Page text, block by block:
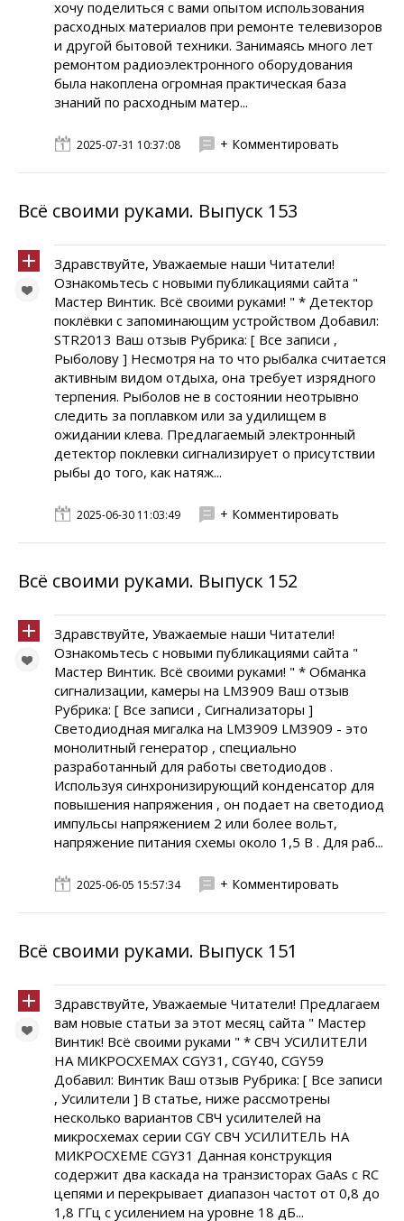
хочу поделиться с вами опытом использования
расходных материалов при ремонте телевизоров
и другой бытовой техники. Занимаясь много лет
ремонтом радиоэлектронного оборудования
была накоплена огромная практическая база
знаний по расходным матер...
2025-07-31 10:37:08 + Комментировать
Всё своими руками. Выпуск 153
Здравствуйте, Уважаемые наши Читатели!
Ознакомьтесь с новыми публикациями сайта "
Мастер Винтик. Всё своими руками! " * Детектор
поклёвки с запоминающим устройством Добавил:
STR2013 Ваш отзыв Рубрика: [ Все записи ,
Рыболову ] Несмотря на то что рыбалка считается
активным видом отдыха, она требует изрядного
терпения. Рыболов не в состоянии неотрывно
следить за поплавком или за удилищем в
ожидании клева. Предлагаемый электронный
детектор поклевки сигнализирует о присутствии
рыбы до того, как натяж...
2025-06-30 11:03:49 + Комментировать
Всё своими руками. Выпуск 152
Здравствуйте, Уважаемые наши Читатели!
Ознакомьтесь с новыми публикациями сайта "
Мастер Винтик. Всё своими руками! " * Обманка
сигнализации, камеры на LM3909 Ваш отзыв
Рубрика: [ Все записи , Сигнализаторы ]
Светодиодная мигалка на LM3909 LM3909 - это
монолитный генератор , специально
разработанный для работы светодиодов .
Используя синхронизирующий конденсатор для
повышения напряжения , он подает на светодиод
импульсы напряжением 2 или более вольт,
напряжение питания схемы около 1,5 В . Для раб...
2025-06-05 15:57:34 + Комментировать
Всё своими руками. Выпуск 151
Здравствуйте, Уважаемые Читатели! Предлагаем
вам новые статьи за этот месяц сайта " Мастер
Винтик! Всё своими руками " * СВЧ УСИЛИТЕЛИ
НА МИКРОСХЕМАХ CGY31, CGY40, CGY59
Добавил: Винтик Ваш отзыв Рубрика: [ Все записи
, Усилители ] В статье, ниже рассмотрены
несколько вариантов СВЧ усилителей на
микросхемах серии CGY СВЧ УСИЛИТЕЛЬ НА
МИКРОСХЕМЕ CGY31 Данная конструкция
содержит два каскада на транзисторах GaAs с RC
цепями и перекрывает диапазон частот от 0,8 до
1,8 ГГц с усилением на уровне 18 дБ...